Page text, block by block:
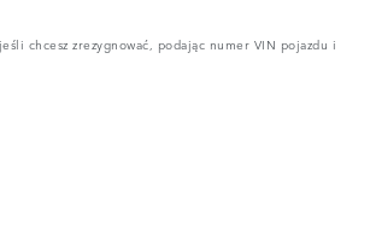
chcesz zrezygnować, podając numer VIN pojazdu i